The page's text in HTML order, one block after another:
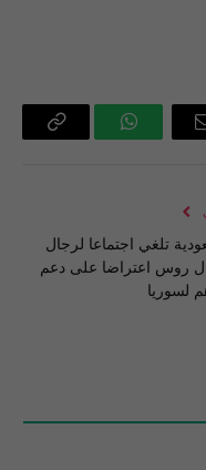
البريد
واتساب Copy
تلغي اجتماعا لرجال
روس اعتراضا على دعم
لسوريا